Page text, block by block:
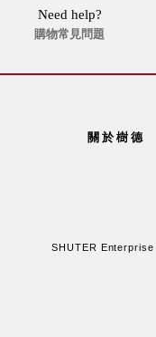
Need help?
購物常見問題
關於樹德
SHUTER